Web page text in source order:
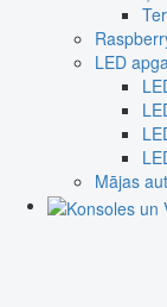
LED
Mājas